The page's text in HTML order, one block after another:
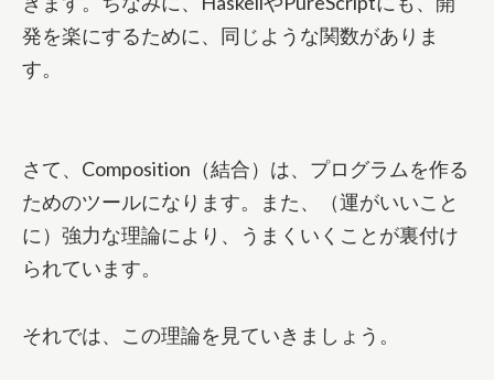
発を楽にするために、同じような関数がありま
す。
さて、Composition（結合）は、プログラムを作る
ためのツールになります。また、（運がいいこと
に）強力な理論により、うまくいくことが裏付け
られています。
それでは、この理論を見ていきましょう。